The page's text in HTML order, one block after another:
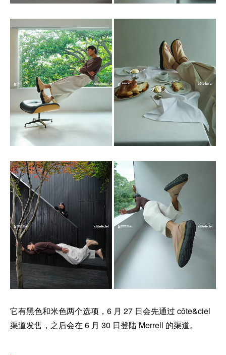
它有黑色和米色两个选项，6 月 27 日会先通过 côte&ciel
渠道发售，之后会在 6 月 30 日登陆 Merrell 的渠道。